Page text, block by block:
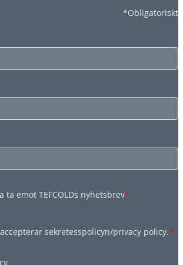
*Obligatoriskt
ta emot TEFCOLDs nyhetsbrev*
sekretesspolicyn/privacy policy.*